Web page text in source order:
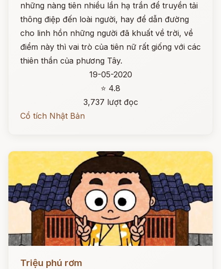
những nàng tiên nhiều lần hạ trần để truyền tải
thông điệp đến loài người, hay để dẫn đường
cho linh hồn những người đã khuất về trời, về
điểm này thì vai trò của tiên nữ rất giống với các
thiên thần của phương Tây.
19-05-2020
⭐ 4.8
3,737 lượt đọc
Cổ tích Nhật Bản
Triệu phú rơm